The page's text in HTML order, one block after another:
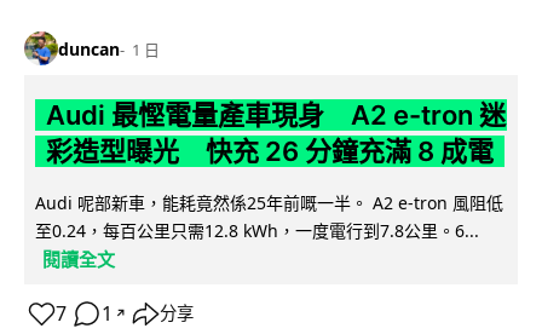
duncan 1 日
Audi 最慳電量產車現身 A2 e-tron 迷
彩造型曝光 快充 26 分鐘充滿 8 成電
Audi 呢部新車，能耗竟然係25年前嘅一半。 A2 e-tron 風阻低
至0.24，每百公里只需12.8 kWh，一度電行到7.8公里。6...
閱讀全文
7 1 ↗ 分享